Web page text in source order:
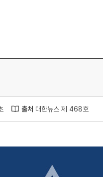
출처 대한뉴스 제 468호